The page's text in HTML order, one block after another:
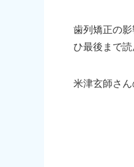
歯列矯正の
ひ最後まで読
米津玄師さ